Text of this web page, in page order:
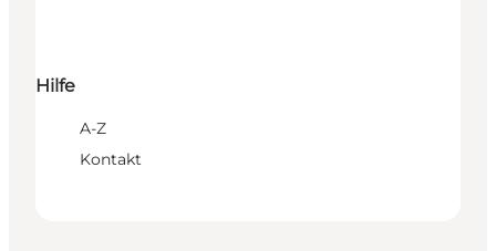
Hilfe
A-Z
Kontakt